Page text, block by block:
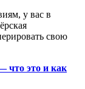
у вас в
свою
что это и как